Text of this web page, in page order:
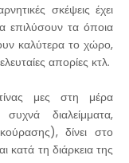
σκέψεις έχει
επιλύσουν τα όποια
καλύτερα το χώρο,
απορίες κτλ.
μες στη μέρα
διαλείμματα,
δίνει στο
κατά τη διάρκεια της